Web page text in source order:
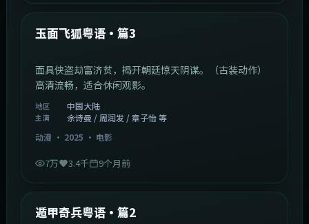
最新
玉面飞狐粤语·篇3
面具侠盗劫富济贫，揭开朝廷惊天阴谋。（古装动作）
高清流畅，适合休闲观影。
地区 中国大陆
主演
佘诗曼 / 周润发 / 章子怡 等
动漫 · 2025 · 电影
7万 3.4千 9个月前
最新
遁甲奇兵粤语·篇2